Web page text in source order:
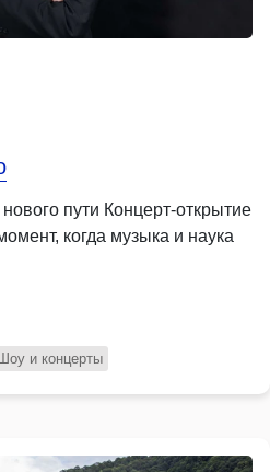
пути Концерт-открытие
когда музыка и наука
Шоу и концерты